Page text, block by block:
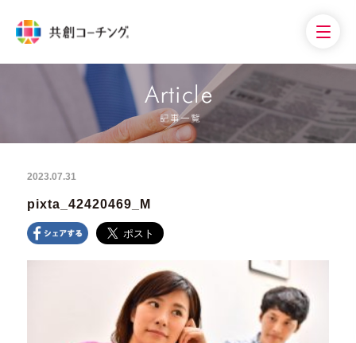
2023.07.31
pixta_42420469_M